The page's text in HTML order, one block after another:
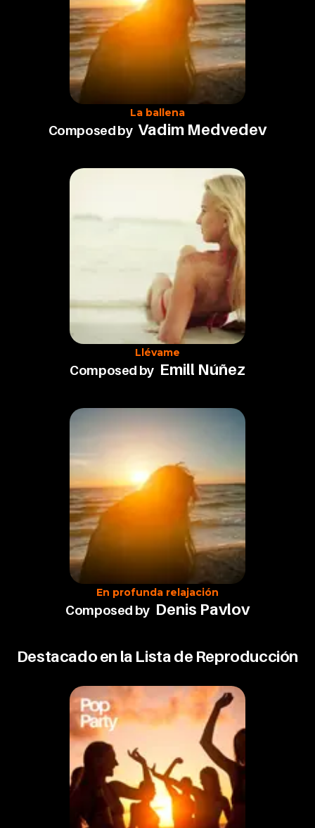
La ballena
Composed by Vadim Medvedev
Llévame
Composed by Emill Núñez
En profunda relajación
Composed by Denis Pavlov
Destacado en la Lista de Reproducción